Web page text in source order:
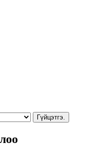
Гүйцэтгэ.